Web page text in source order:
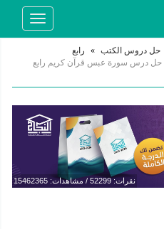
Toggle
حل دروس الكتب »
رابع
حل درس سورة عبس قرآن كريم رابع
نقرات: 52299 / مشاهدات: 15462365